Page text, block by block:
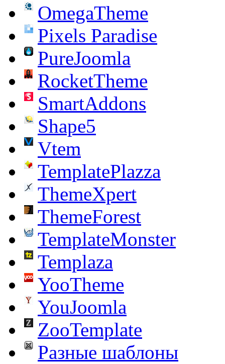
OmegaTheme
Pixels Paradise
PureJoomla
RocketTheme
SmartAddons
Shape5
Vtem
TemplatePlazza
ThemeXpert
ThemeForest
TemplateMonster
Templaza
YooTheme
YouJoomla
ZooTemplate
Разные шаблоны